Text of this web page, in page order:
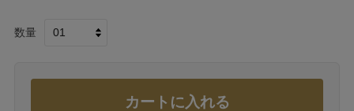
数量
カートに入れる